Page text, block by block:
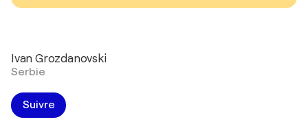
Ivan Grozdanovski
Serbie
Suivre